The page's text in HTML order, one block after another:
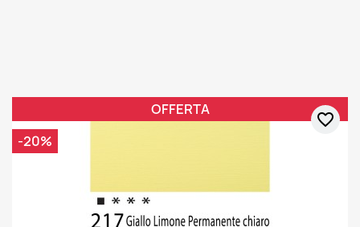
OFFERTA
-20%
favorite_border